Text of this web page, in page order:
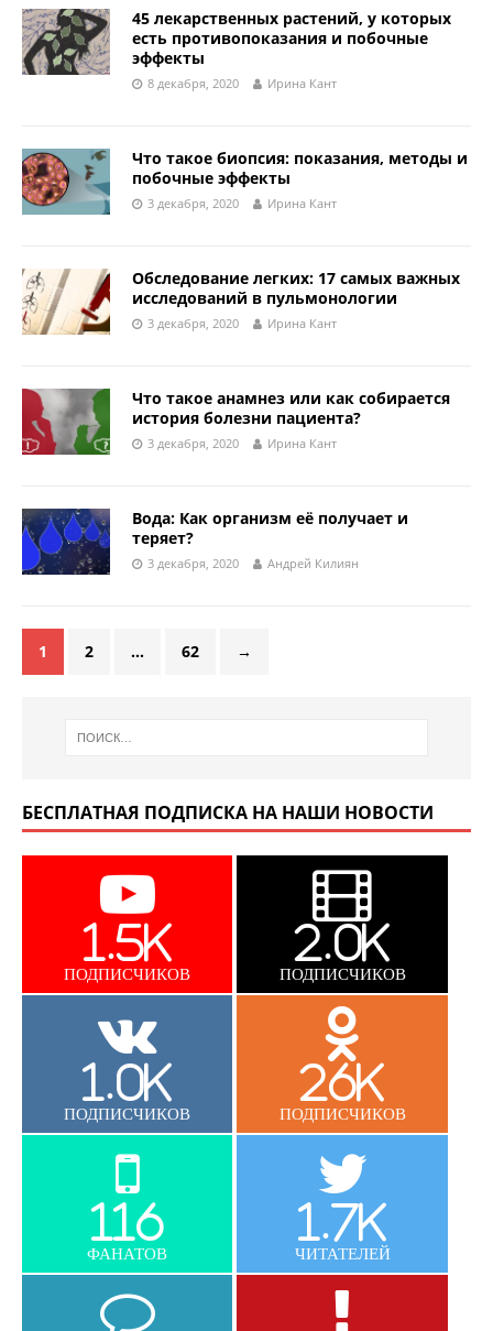
45 лекарственных растений, у которых
есть противопоказания и побочные
эффекты
8 декабря, 2020 Ирина Кант
Что такое биопсия: показания, методы и
побочные эффекты
3 декабря, 2020 Ирина Кант
Обследование легких: 17 самых важных
исследований в пульмонологии
3 декабря, 2020 Ирина Кант
Что такое анамнез или как собирается
история болезни пациента?
3 декабря, 2020 Ирина Кант
Вода: Как организм её получает и
теряет?
3 декабря, 2020 Андрей Килиян
1 2 … 62 →
БЕСПЛАТНАЯ ПОДПИСКА НА НАШИ НОВОСТИ
1.5K
ПОДПИСЧИКОВ
2.0K
ПОДПИСЧИКОВ
1.0K
ПОДПИСЧИКОВ
26K
ПОДПИСЧИКОВ
116
ФАНАТОВ
1.7K
ЧИТАТЕЛЕЙ